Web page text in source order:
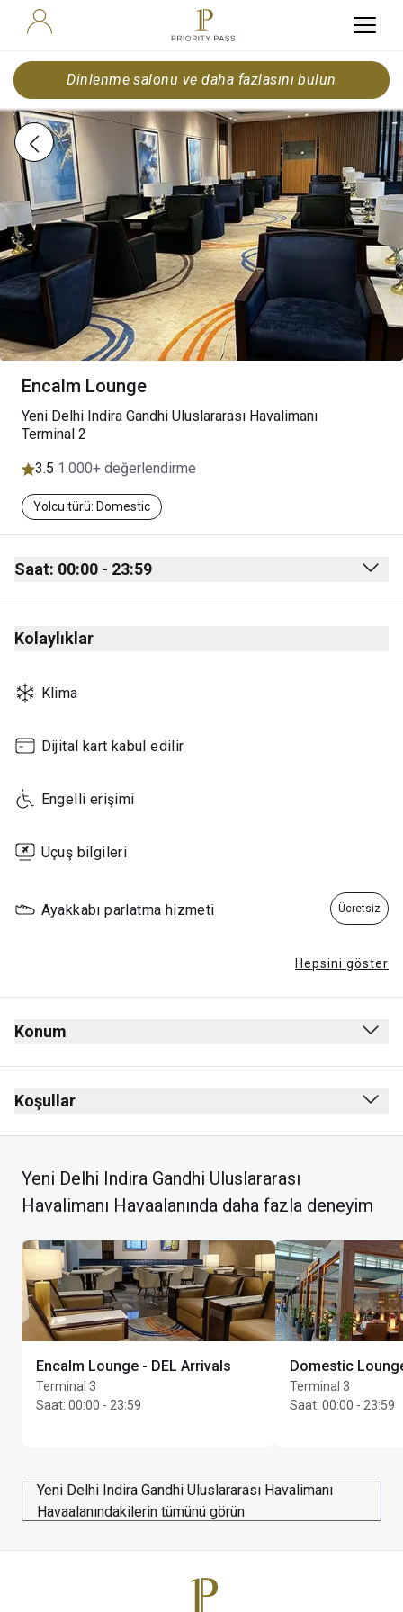
Dinlenme salonu ve daha fazlasını bulun
Encalm Lounge
Yeni Delhi Indira Gandhi Uluslararası Havalimanı
Terminal 2
3.5 1.000+ değerlendirme
Yolcu türü: Domestic
Saat: 00:00 - 23:59
Monday 00:00 - 23:59
Tuesday
Thursday
Friday
Sunday
Kolaylıklar
Klima
Dijital kart kabul edilir
Engelli erişimi
Uçuş bilgileri
Ayakkabı parlatma hizmeti Ücretsiz
Hepsini göster
Konum
Gidiş
Güvenlik kontrolünden sonra
Koşullar
Sigara içmek yasak (elektronik sigara dahil)
Kıyafet zorunluluğu yok
Maks. kalış süresi: 2 saat
Yeni Delhi Indira Gandhi Uluslararası
Havalimanı Havaalanında daha fazla deneyim
Encalm Lounge - DEL Arrivals
Terminal 3
Saat: 00:00 - 23:59
Domestic
Terminal 3
Saat: 00:00 - 23:59
Yeni Delhi Indira Gandhi Uluslararası Havalimanı
Havaalanındakilerin tümünü görün